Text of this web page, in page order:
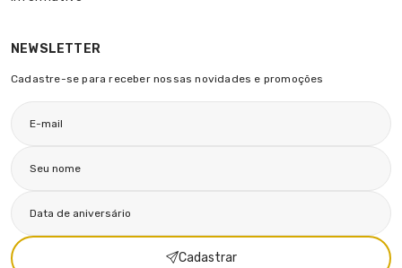
NEWSLETTER
Cadastre-se para receber nossas novidades e promoções
Cadastrar